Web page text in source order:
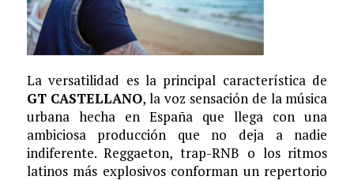
La versatilidad es la principal característica de
GT CASTELLANO, la voz sensación de la música
urbana hecha en España que llega con una
ambiciosa producción que no deja a nadie
indiferente. Reggaeton, trap-RNB o los ritmos
latinos más explosivos conforman un repertorio